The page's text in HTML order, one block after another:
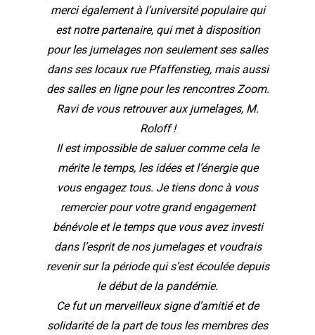
merci également à l’université populaire qui
est notre partenaire, qui met à disposition
pour les jumelages non seulement ses salles
dans ses locaux rue Pfaffenstieg, mais aussi
des salles en ligne pour les rencontres Zoom.
Ravi de vous retrouver aux jumelages, M.
Roloff !
Il est impossible de saluer comme cela le
mérite le temps, les idées et l’énergie que
vous engagez tous. Je tiens donc à vous
remercier pour votre grand engagement
bénévole et le temps que vous avez investi
dans l’esprit de nos jumelages et voudrais
revenir sur la période qui s’est écoulée depuis
le début de la pandémie.
Ce fut un merveilleux signe d’amitié et de
solidarité de la part de tous les membres des